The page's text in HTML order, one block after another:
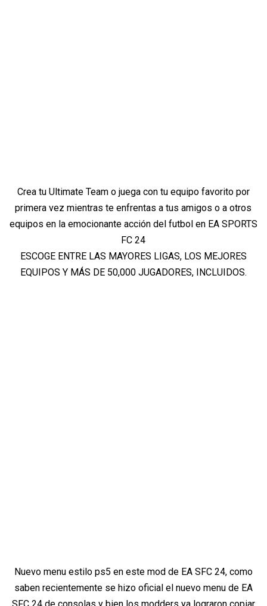
Crea tu Ultimate Team o juega con tu equipo favorito por
primera vez mientras te enfrentas a tus amigos o a otros
equipos en la emocionante acción del futbol en EA SPORTS
FC 24
ESCOGE ENTRE LAS MAYORES LIGAS, LOS MEJORES
EQUIPOS Y MÁS DE 50,000 JUGADORES, INCLUIDOS.
Nuevo menu estilo ps5 en este mod de EA SFC 24, como
saben recientemente se hizo oficial el nuevo menu de EA